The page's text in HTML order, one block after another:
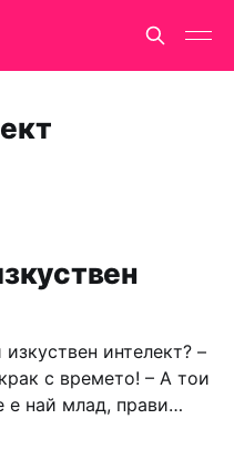
интелект? –
времето! – А тои
от САЩ за сега